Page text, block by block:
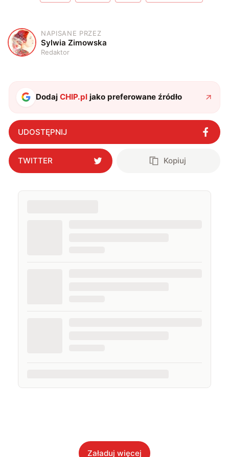
S
NAPISANE PRZEZ
Sylwia Zimowska
Redaktor
DodajCHIP.pl jako preferowane źródło
UDOSTĘPNIJ
TWITTER Kopiuj
Załaduj więcej